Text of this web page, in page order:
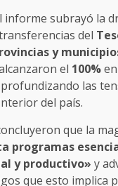
informe subrayó la
del
y
el 100%
las
del país.
que la
programas
y productivo» y
que esto implica